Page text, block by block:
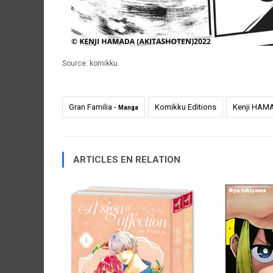
Source: komikku
Gran Familia - Manga Komikku Editions Kenji
ARTICLES EN RELATION